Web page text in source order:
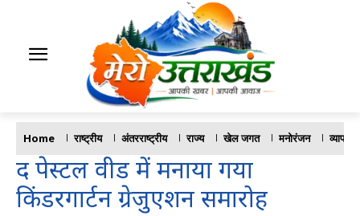
Home राष्ट्रीय अंतरराष्ट्रीय राज्य खेल जगत मनोरंजन व्यापार
द पेस्टल वीड में मनाया गया
किंडरगार्टन ग्रेजुएशन समारोह